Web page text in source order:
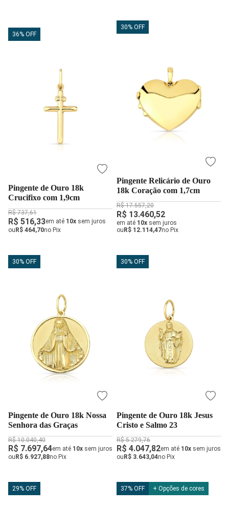
36% OFF
Pingente de Ouro 18k
Crucifixo com 1,9cm
R$ 737,61
R$ 516,33em até 10x sem juros
ouR$ 464,70no Pix
30% OFF
Pingente Relicário de Ouro
18k Coração com 1,7cm
R$ 17.557,20
R$ 13.460,52
em até 10x sem juros
ouR$ 12.114,47no Pix
30% OFF
Pingente de Ouro 18k Nossa
Senhora das Graças
R$ 10.040,40
R$ 7.697,64em até 10x sem juros
ou R$ 6.927,88no Pix
30% OFF
Pingente de Ouro 18k Jesus
Cristo e Salmo 23
R$ 5.279,76
R$ 4.047,82em até 10x sem juros
ou R$ 3.643,04no Pix
29% OFF 37% OFF + Opções de cores